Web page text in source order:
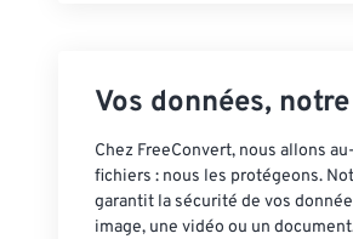
Vos données,
Chez FreeConvert, nous allons
fichiers : nous les protégeons.
garantit la sécurité de vos
image, une vidéo ou un